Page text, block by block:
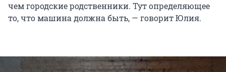
чем городские родственники. Тут определяющее
то, что машина должна быть, — говорит Юлия.